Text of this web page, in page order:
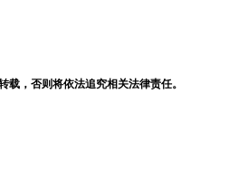
，否则将依法追究相关法律责任。